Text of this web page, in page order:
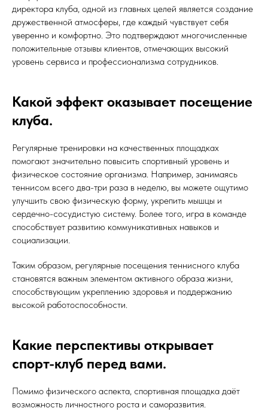
директора клуба, одной из главных целей является создание
дружественной атмосферы, где каждый чувствует себя
уверенно и комфортно. Это подтверждают многочисленные
положительные отзывы клиентов, отмечающих высокий
уровень сервиса и профессионализма сотрудников.
Какой эффект оказывает посещение
клуба.
Регулярные тренировки на качественных площадках
помогают значительно повысить спортивный уровень и
физическое состояние организма. Например, занимаясь
теннисом всего два-три раза в неделю, вы можете ощутимо
улучшить свою физическую форму, укрепить мышцы и
сердечно-сосудистую систему. Более того, игра в команде
способствует развитию коммуникативных навыков и
социализации.
Таким образом, регулярные посещения теннисного клуба
становятся важным элементом активного образа жизни,
способствующим укреплению здоровья и поддержанию
высокой работоспособности.
Какие перспективы открывает
спорт-клуб перед вами.
Помимо физического аспекта, спортивная площадка даёт
возможность личностного роста и саморазвития.